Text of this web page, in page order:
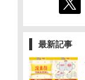
最新記事